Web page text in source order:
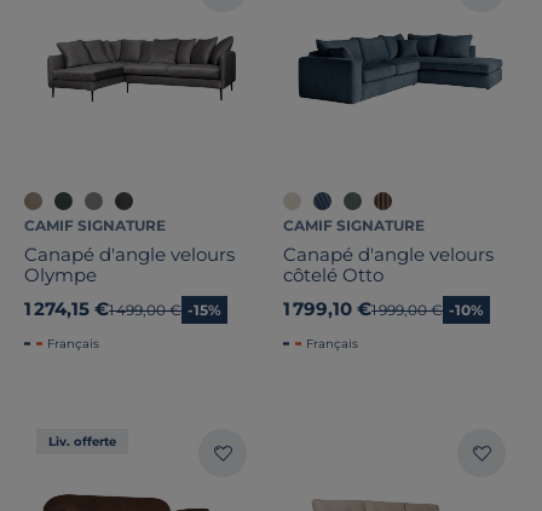
CAMIF SIGNATURE
Canapé d'angle velours
Olympe
1 274,15 €Ancien prix
1 499,00 € -15%
Français
CAMIF SIGNATURE
Canapé d'angle velours
côtelé Otto
1 799,10 €Ancien prix
1 999,00 € -10%
Français
Liv. offerte